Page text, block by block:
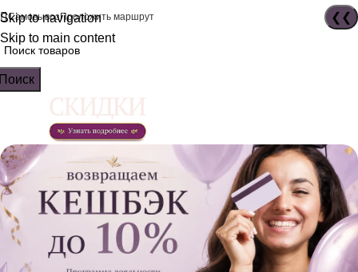
Skip to navigation
Skip to main content
СамовывозПроложить маршрут